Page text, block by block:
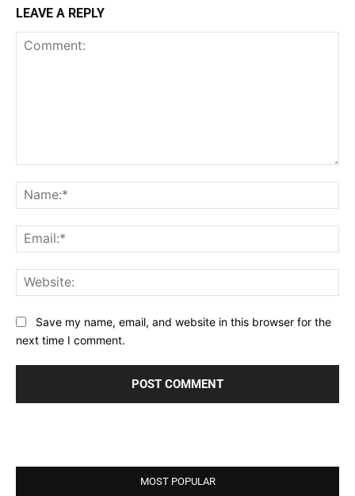
LEAVE A REPLY
Save my name, email, and website in this browser for the
next time I comment.
MOST POPULAR